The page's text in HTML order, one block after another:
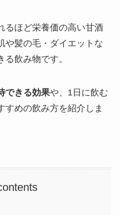
るほど栄養価の高い甘酒
や髪の毛・ダイエットな
飲み物です。
できる効果や、1日に飲む
すめの飲み方を紹介しま